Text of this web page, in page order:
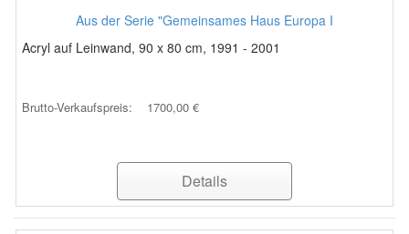
Aus der Serie "Gemeinsames Haus Europa I
Acryl auf Leinwand, 90 x 80 cm, 1991 - 2001
Brutto-Verkaufspreis: 1700,00 €
Details